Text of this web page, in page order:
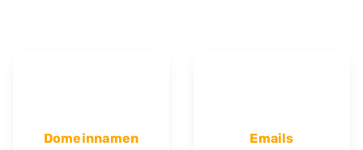
Domeinnamen Emails